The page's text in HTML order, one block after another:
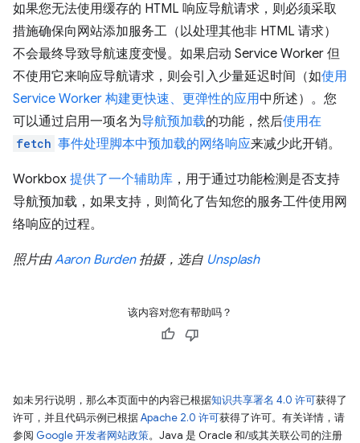
如果您无法使用缓存的 HTML 响应导航请求，则必须采取
措施确保向网站添加服务工（以处理其他非 HTML 请求）
不会最终导致导航速度变慢。如果启动 Service Worker 但
不使用它来响应导航请求，则会引入少量延迟时间（如使用
Service Worker 构建更快速、更弹性的应用中所述）。您
可以通过启用一项名为导航预加载的功能，然后使用在
fetch 事件处理脚本中预加载的网络响应来减少此开销。
Workbox 提供了一个辅助库 ，用于通过功能检测是否支持
导航预加载，如果支持，则简化了告知您的服务工件使用网
络响应的过程。
照片由Aaron Burden拍摄，选自 Unsplash
该内容对您有帮助吗？
如未另行说明，那么本页面中的内容已根据知识共享署名 4.0 许可获得了
许可，并且代码示例已根据Apache 2.0 许可获得了许可。有关详情，请
参阅 Google 开发者网站政策。Java 是 Oracle 和/或其关联公司的注册